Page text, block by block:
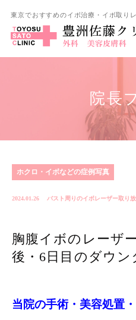
東京でおすすめのイボ治療・イボ取り
院長
ホクロ・イボなどの症例写真
2024.01.26 バスト周りのイボレーザー取り
胸腹イボのレーザ
後・6日目のダウン
当院の手術・美容処置